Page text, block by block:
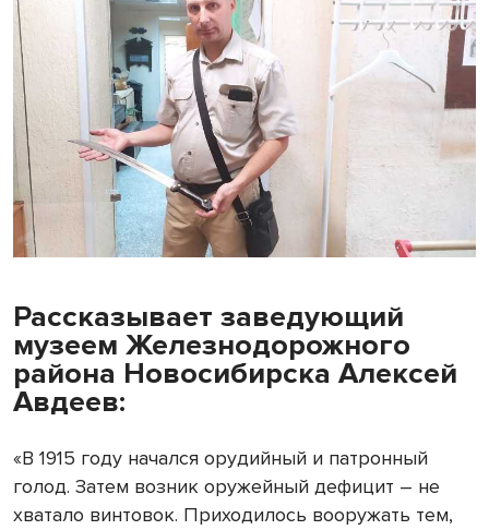
Рассказывает заведующий
музеем Железнодорожного
района Новосибирска Алексей
Авдеев:
«В 1915 году начался орудийный и патронный
голод. Затем возник оружейный дефицит – не
хватало винтовок. Приходилось вооружать тем,